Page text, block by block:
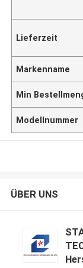
Lieferzeit
Markenname
Min
Modellnummer
ÜBER UNS